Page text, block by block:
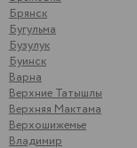
Брянск
Бугульма
Бузулук
Буинск
Варна
Верхние Татышлы
Верхняя Мактама
Верхошижемье
Владимир